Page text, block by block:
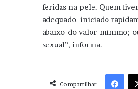
feridas na pele. Quem
adequado, iniciado
abaixo do valor mínimo;
sexual”, informa.
Compartilhar
Facebook